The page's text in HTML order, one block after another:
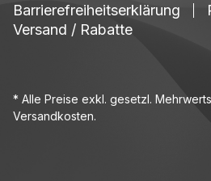
Barrierefreiheitserklärung
Versand / Rabatte
* Alle Preise exkl. gesetzl.
Versandkosten.